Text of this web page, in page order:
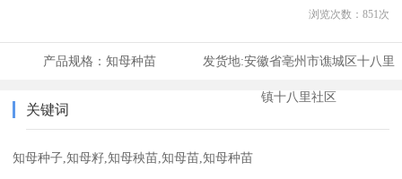
浏览次数： 851次
产品规格： 知母种苗 发货地:安徽省亳州市谯城区十八里
镇十八里社区
关键词
知母种子,知母籽,知母秧苗,知母苗,知母种苗